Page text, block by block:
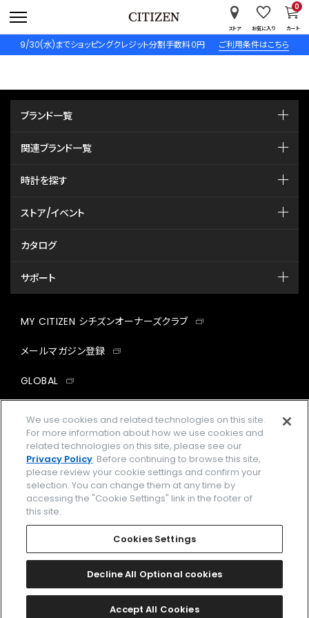
9/30(水)までショッピングクレジット分割手数料０円 ご利用条件はこちら
ストア お気に入り カート
0
ブランド一覧
関連ブランド一覧
時計を探す
ストア/イベント
カタログ
サポート
MY CITIZEN シチズンオーナーズクラブ
メールマガジン登録
GLOBAL
facebookinstagramtwitter
企業情報 ご利用規約
プライバシーポリシー Cookies Settings
Amazon PayはAmazon.com, Inc.またはその関連会社の商標です。
2026 CITIZEN WATCH CO., LTD.
We use cookies and related technologies on this site.
For more information about how we use cookies and
related technologies on this site, please see our
Privacy Policy. Before continuing to browse this site,
please review your cookie settings and confirm your
selection. You can change them at any time by
accessing the "Cookie Settings" link in the footer of
this site.
Cookies Settings
Decline All Optional cookies
Accept All Cookies